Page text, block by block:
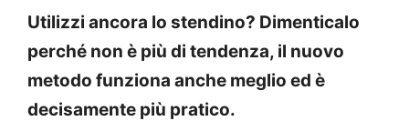
Utilizzi ancora lo stendino? Dimenticalo
perché non è più di tendenza, il nuovo
metodo funziona anche meglio ed è
decisamente più pratico.